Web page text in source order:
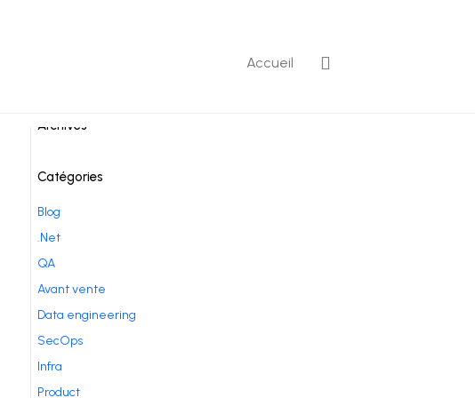
Accueil
Archives
Catégories
Blog
.Net
QA
Avant vente
Data engineering
SecOps
Infra
Product